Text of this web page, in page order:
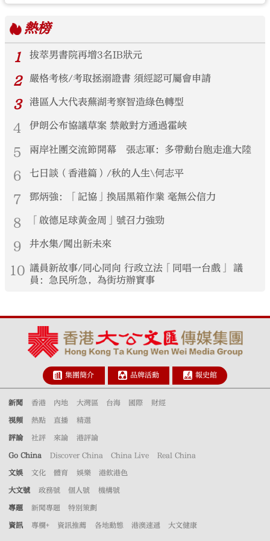
熱榜
1
拔萃男書院再增3名IB狀元
2 嚴格考核/考取拯溺證書 須經認可屬會申請
3 港區人大代表蕪湖考察智造綠色轉型
4 伊朗公布協議草案 禁敵對方通過霍峽
5 兩岸社團交流節開幕 張志軍：多帶動台胞走進大陸
6 七日談（香港篇）/秋的人生\何志平
7 鄧炳強：「記協」換屆黑箱作業 毫無公信力
8 「啟德足球黃金周」號召力強勁
9 井水集/闖出新未來
10 議員新故事/同心同向 行政立法「同唱一台戲」 議
員：急民所急，為街坊辦實事
集團簡介 品牌活動 報史館
新聞 香港 內地 大灣區 台海 國際 財經
視頻 熱點 直播 精選
評論 社評 來論 港評論
Go China Discover China China Live Real China
文娛 文化 體育 娛樂 港飲港色
大文號 政務號 個人號 機構號
專題 新聞專題 特別策劃
資訊 專欄+ 資訊推薦 各地動態 港澳速遞 大文健康